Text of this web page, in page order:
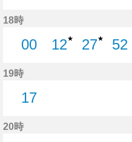
18時
00
12★
27★
52
19時
17
20時